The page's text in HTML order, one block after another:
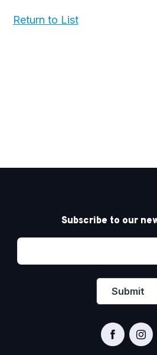
Return to List
Subscribe to our